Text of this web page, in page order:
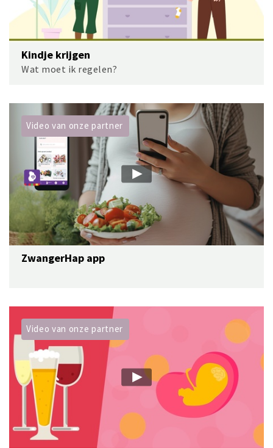
Kindje krijgen
Wat moet ik regelen?
Video van onze partner
ZwangerHap app
Video van onze partner